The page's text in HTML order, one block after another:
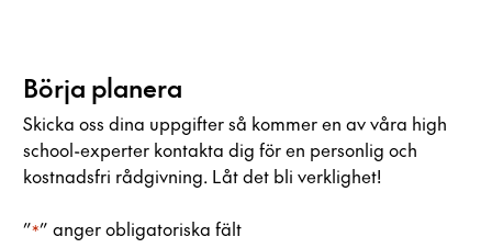
Börja planera
Skicka oss dina uppgifter så kommer en av våra high
school-experter kontakta dig för en personlig och
kostnadsfri rådgivning. Låt det bli verklighet!
”*” anger obligatoriska fält